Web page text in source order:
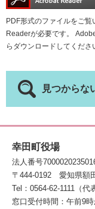
PDF形式のファイルをご
Readerが必要です。
らダウンロードしてくださ
見つからな
幸田町役場
法人番号
〒444-0192
愛知県額
Tel：0564-62-1111（代
窓口受付時間：午前9